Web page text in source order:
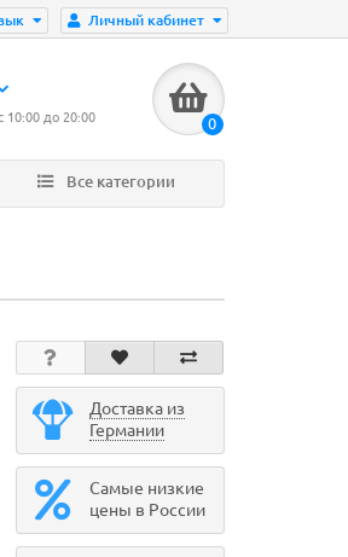
Личный кабинет
10:00 до 20:00 0
Все категории
Доставка из
Германии
Самые низкие
цены в России